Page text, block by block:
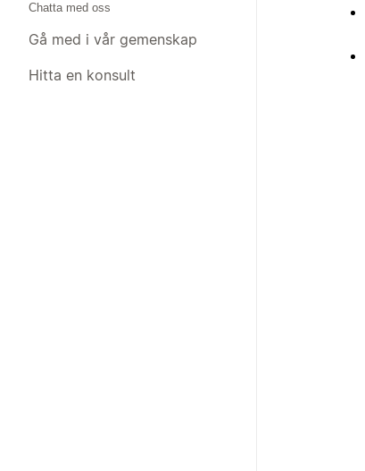
Chatta med oss
Gå med i vår gemenskap
Hitta en konsult